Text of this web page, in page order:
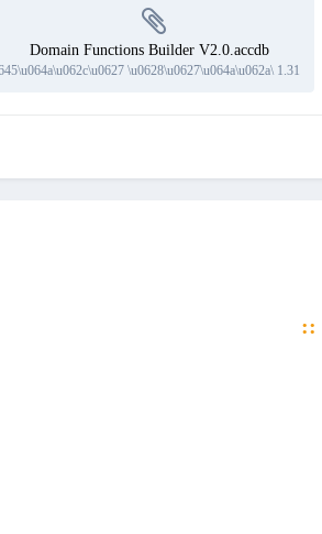
1.31 \u0645\u064a\u062c\u0627 \u0628\u0627\u064a\u062a
::